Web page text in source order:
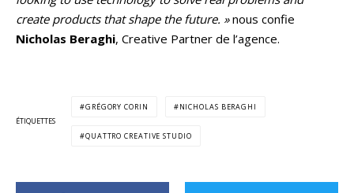
create products that shape the future. »nous confie
Nicholas Beraghi, Creative Partner de l’agence.
ÉTIQUETTES
GRÉGORY CORIN NICHOLAS BERAGHI
QUATTRO CREATIVE STUDIO